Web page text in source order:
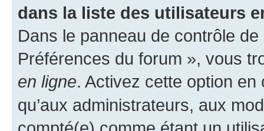
dans la liste des utilisateurs
Dans le panneau de contrôle
Préférences du forum », vous
en ligne. Activez cette option
qu’aux administrateurs, aux